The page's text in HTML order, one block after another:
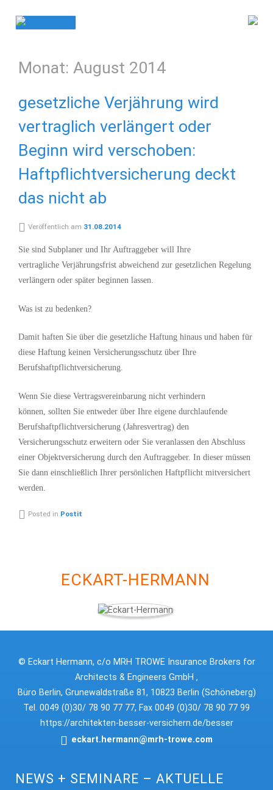
content
Monat: August 2014
gesetzliche Verjährung wird
vertraglich verlängert oder
Beginn wird verschoben:
Haftpflichtversicherung deckt
das nicht ab
Veröffentlich am 31.08.2014
Sie sind Subplaner und Ihr Auftraggeber will Ihre
vertragliche Verjährungsfrist abweichend zur gesetzlichen Regelung
verlängern oder später beginnen lassen.
Was ist zu bedenken?
Damit haften Sie über die gesetzliche Haftung hinaus und haben für
diese Haftung keinen Versicherungsschutz über Ihre
Berufshaftpflichtversicherung.
Wenn Sie diese Vertragsvereinbarung nicht verhindern
können, sollten Sie entweder über Ihre eigene durchlaufende
Berufshaftpflichtversicherung (Jahresvertrag) den
Versicherungsschutz erweitern oder Sie veranlassen den Abschluss
einer Objektversicherung durch den Auftraggeber. In dieser müssen
Sie dann einschließlich Ihrer persönlichen Haftpflicht mitversichert
werden.
Posted in Postit
ECKART-HERMANN
© Eckart Hermann, c/o MRH TROWE Insurance Brokers for
Architects & Engineers GmbH ,
Büro Berlin, Grunewaldstraße 81, 10823 Berlin (Schöneberg)
Tel. 0049 (0)30/ 78 90 77 77, Fax 0049 (0)30/ 78 90 77 99
https://architekten-besser-versichern.de/besser
eckart.hermann@mrh-trowe.com
NEWS + SEMINARE – AKTUELLE